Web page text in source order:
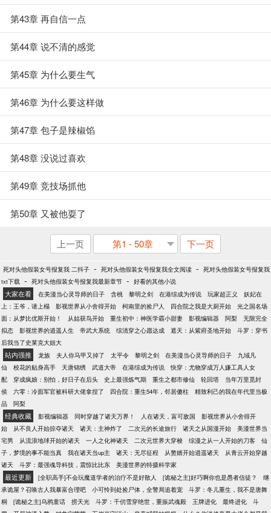
第43章 再自信一点
第44章 说不清的感觉
第45章 为什么要生气
第46章 为什么要这样做
第47章 包子是辣椒馅
第48章 没说过喜欢
第49章 竞技场抓他
第50章 又被他耍了
上一页 第1 - 50章 下一页
死对头他假装女号报复我 二抖子 - 死对头他假装女号报复我全文阅读 - 死对头他假装女号报复我
txt下载 - 死对头他假装女号报复我最新章节 - 好看的其他小说
大家在看 在美漫当心灵导师的日子 含桃 黎明之剑 在港综成为传说 玩家超正义
妖妃在
上：王爷，请上榻
影视世界从小舍得开始 柯南里的捡尸人 四合院之我是大厨开始
光之国名场
面：从梦比优斯开始！
从姑获鸟开始 重生初中：神医学霸小甜妻 影视编辑器 阿梨
无限完全
拟态
影视世界的逍遥人生 帝武大系统 综清穿之心愿达成 遮天：从紫府圣地开始
斗罗：穿书
后我当了史莱克大姐大
站内强推 龙族 夫人你马甲又掉了 太平令 黎明之剑 在美漫当心灵导师的日子
九域凡
仙
校花的贴身高手 天唐锦绣 武道大帝 在港综成为传说
快穿：尤物穿成万人嫌工具人女
配
穿成疯娘：别怕，好日子在后头 史上最强炼气期 重生之都市修仙 轮回塔
当年万里觅封
侯
六零：冷面军官被科研大佬拿捏了 四合院：重生54年，邻居傻柱
精致利己的我在年代里当极
品
阿梨
经典收藏 影视编辑器 同时穿越了诸天万界！ 人在诸天，富可敌国
影视世界从小舍得开
始
从不良人开始掠夺诸天 诸天：主神炸了 二次元的长途旅行 诸天之从国漫开始
美漫世界当
宅男
从流浪地球开始的诸天 一人之化神诸天 二次元世界大穿梭 综漫之从一人开始的刀客
仙
子，梦境的事不能当真
我在诸天当up主 诸天：无尽征程 从赘婿开始逍遥诸天
从青云开始穿越
诸天
斗罗：最强魂导科技，震惊比比东 美漫世界的特摄科学家
最近更新 [全职高手]不会玩魔道学者的治疗不是好散人 [诡秘之主]好巧啊你也是愚者信徒？
继
承诡屋？召唤古人我暴富合理吧
小可怜到处捡尸体，全警局追着宠
斗罗：冬儿重生，我不是唐舞
桐
[诡秘之主]乌鸦童话 捞天光 斗罗：千仞雪穿绝世，重振武魂殿 王牌进化 最终进化
斗